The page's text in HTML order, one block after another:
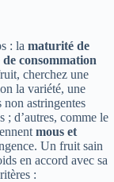
: la maturité de
consommation
cherchez une
la variété, une
non astringentes
; d’autres, comme le
mous et
Un fruit sain
en accord avec sa
: